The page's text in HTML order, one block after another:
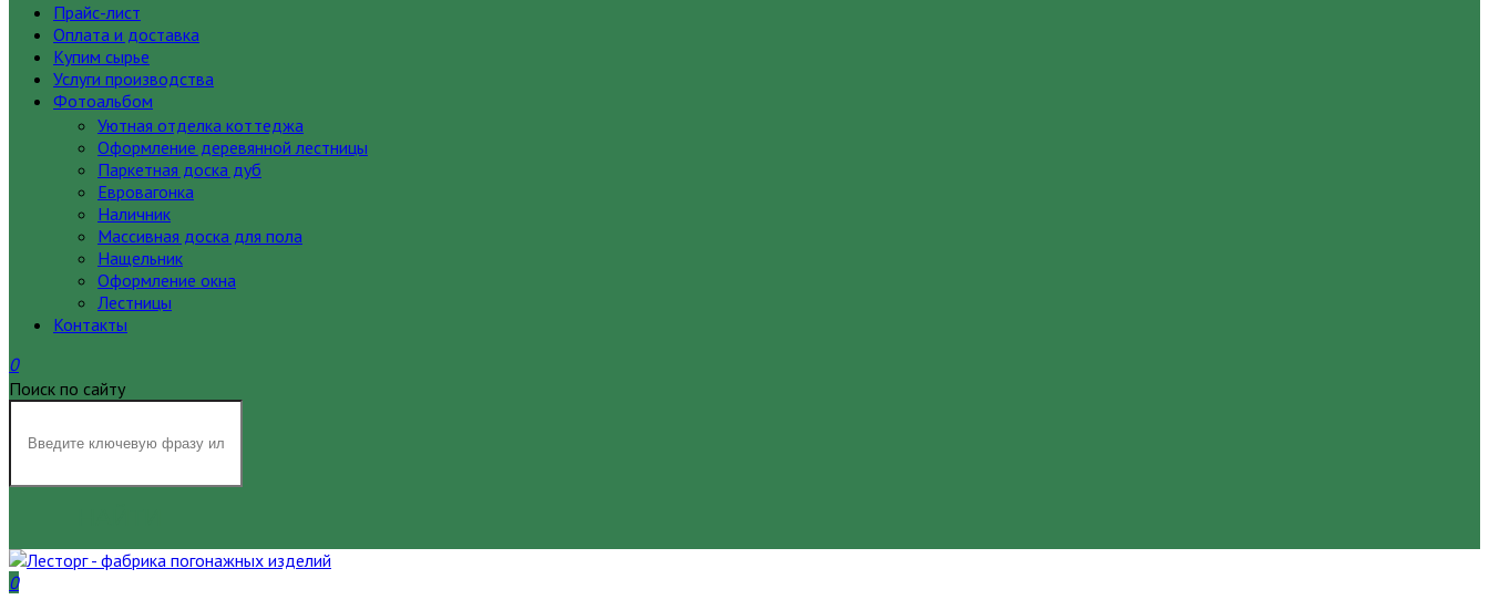
Прайс-лист
Оплата и доставка
Купим сырье
Услуги производства
Фотоальбом
Уютная отделка коттеджа
Оформление деревянной лестницы
Паркетная доска дуб
Евровагонка
Наличник
Массивная доска для пола
Нащельник
Оформление окна
Лестницы
Контакты
0
Поиск по сайту
0